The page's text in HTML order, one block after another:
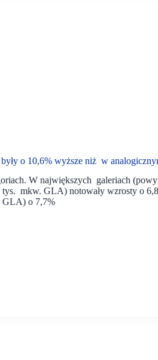
o 10,6% wyższe niż w
W największych galeriach
tys. mkw. GLA) notowały wzrosty o
GLA) o 7,7%